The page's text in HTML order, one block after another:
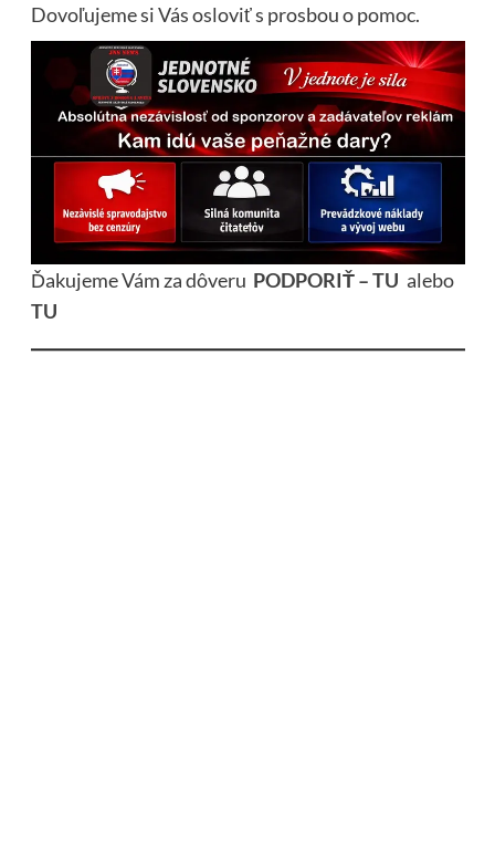
Dovoľujeme si Vás osloviť s prosbou o pomoc.
Ďakujeme Vám za dôveru PODPORIŤ – TU alebo
TU